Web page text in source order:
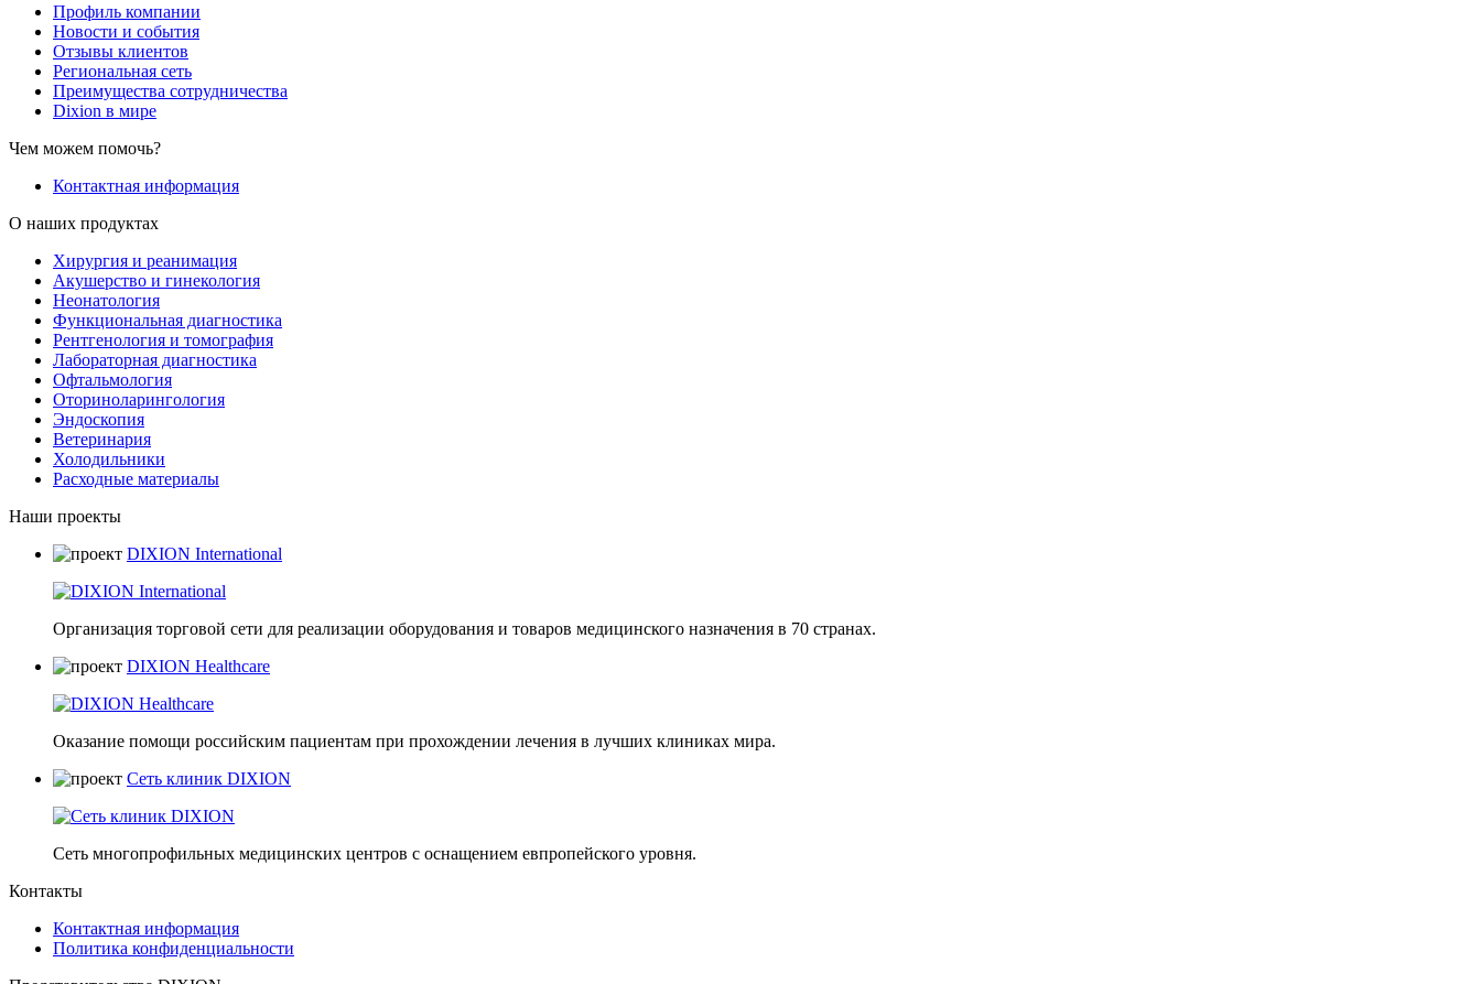
Профиль компании
Новости и события
Отзывы клиентов
Региональная сеть
Преимущества сотрудничества
Dixion в мире
Чем можем помочь?
Контактная информация
О наших продуктах
Хирургия и реанимация
Акушерство и гинекология
Неонатология
Функциональная диагностика
Рентгенология и томография
Лабораторная диагностика
Офтальмология
Оториноларингология
Эндоскопия
Ветеринария
Холодильники
Расходные материалы
Наши проекты
DIXION International
Организация торговой сети для реализации оборудования и товаров медицинского назначения в 70 странах.
DIXION Healthcare
Оказание помощи российским пациентам при прохождении лечения в лучших клиниках мира.
Сеть клиник DIXION
Сеть многопрофильных медицинских центров с оснащением евпропейского уровня.
Контакты
Контактная информация
Политика конфиденциальности